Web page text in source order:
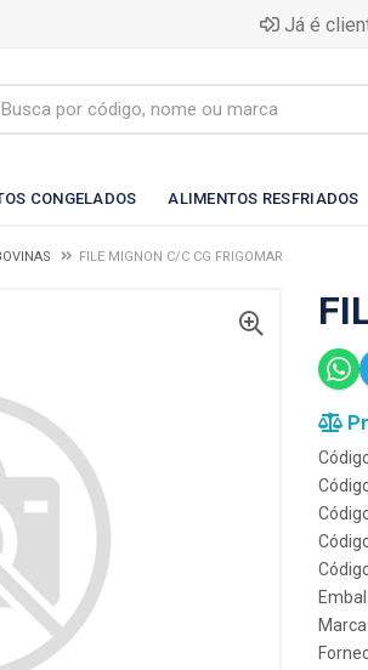
Já é
CONGELADOS ALIMENTOS RESFRIADOS
FILE MIGNON C/C CG FRIGOMAR
Marca: